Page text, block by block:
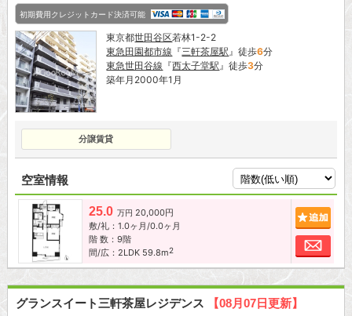
初期費用クレジットカード決済可能
東京都世田谷区若林1-2-2
東急田園都市線 『三軒茶屋駅』徒歩6分
東急世田谷線 『西太子堂駅』徒歩3分
築年月2000年1月
分譲賃貸
空室情報
25.0 万円 20,000円
敷/礼：1.0ヶ月/0.0ヶ月
階 数：9階
間/広：2LDK 59.8m2
お
グランスイート三軒茶屋レジデンス 【08月07日更新】